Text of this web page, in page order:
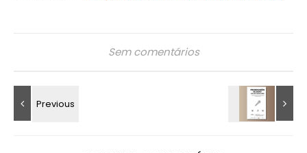
Sem comentários